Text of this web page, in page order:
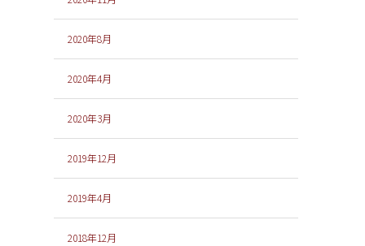
2020年8月
2020年4月
2020年3月
2019年12月
2019年4月
2018年12月